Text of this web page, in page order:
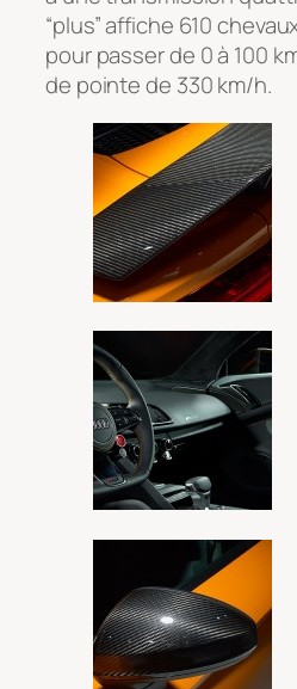
“plus” affiche 610
pour passer de 0 à 100
de pointe de 330 km/h.